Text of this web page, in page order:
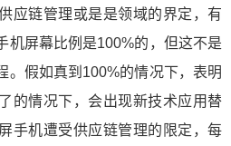
应链管理或是是领域的界定，有
机屏幕比例是100%的，但这不是
。假如真到100%的情况下，表明
的情况下，会出现新技术应用替
手机遭受供应链管理的限定，每